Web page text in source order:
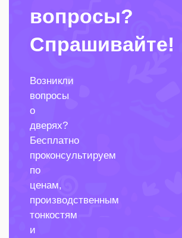
вопросы?
Спрашивайте!
Возникли
вопросы
о
дверях?
Бесплатно
проконсультируем
по
ценам,
производственным
тонкостям
и